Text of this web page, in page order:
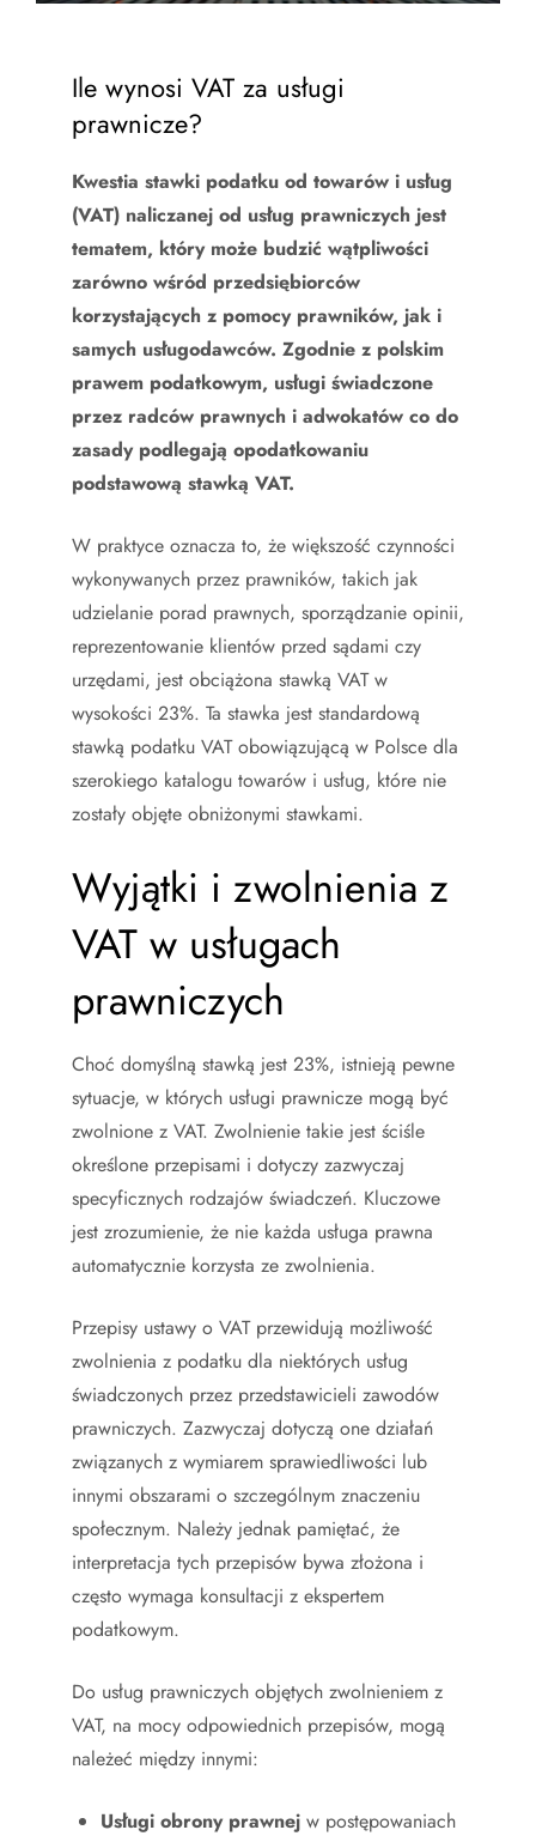
Ile wynosi VAT za usługi
prawnicze?
Kwestia stawki podatku od towarów i usług
(VAT) naliczanej od usług prawniczych jest
tematem, który może budzić wątpliwości
zarówno wśród przedsiębiorców
korzystających z pomocy prawników, jak i
samych usługodawców. Zgodnie z polskim
prawem podatkowym, usługi świadczone
przez radców prawnych i adwokatów co do
zasady podlegają opodatkowaniu
podstawową stawką VAT.
W praktyce oznacza to, że większość czynności
wykonywanych przez prawników, takich jak
udzielanie porad prawnych, sporządzanie opinii,
reprezentowanie klientów przed sądami czy
urzędami, jest obciążona stawką VAT w
wysokości 23%. Ta stawka jest standardową
stawką podatku VAT obowiązującą w Polsce dla
szerokiego katalogu towarów i usług, które nie
zostały objęte obniżonymi stawkami.
Wyjątki i zwolnienia z
VAT w usługach
prawniczych
Choć domyślną stawką jest 23%, istnieją pewne
sytuacje, w których usługi prawnicze mogą być
zwolnione z VAT. Zwolnienie takie jest ściśle
określone przepisami i dotyczy zazwyczaj
specyficznych rodzajów świadczeń. Kluczowe
jest zrozumienie, że nie każda usługa prawna
automatycznie korzysta ze zwolnienia.
Przepisy ustawy o VAT przewidują możliwość
zwolnienia z podatku dla niektórych usług
świadczonych przez przedstawicieli zawodów
prawniczych. Zazwyczaj dotyczą one działań
związanych z wymiarem sprawiedliwości lub
innymi obszarami o szczególnym znaczeniu
społecznym. Należy jednak pamiętać, że
interpretacja tych przepisów bywa złożona i
często wymaga konsultacji z ekspertem
podatkowym.
Do usług prawniczych objętych zwolnieniem z
VAT, na mocy odpowiednich przepisów, mogą
należeć między innymi:
Usługi obrony prawnej w postępowaniach